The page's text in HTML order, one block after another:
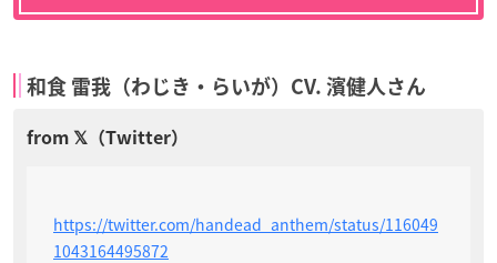
和食 雷我（わじき・らいが）CV. 濱健人さん
https://twitter.com/handead_anthem/status/116049
1043164495872